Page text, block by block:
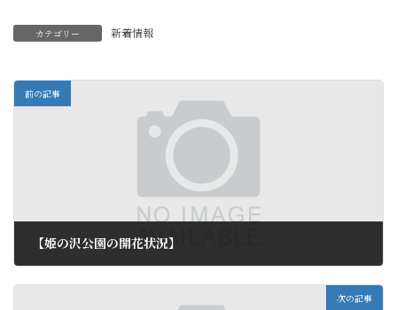
カテゴリー 新着情報
前の記事
【姫の沢公園の開花状況】
次の記事